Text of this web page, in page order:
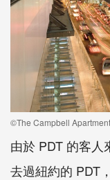
©The Campbell Apartment
由於 PDT 的客人
去過紐約的 PDT